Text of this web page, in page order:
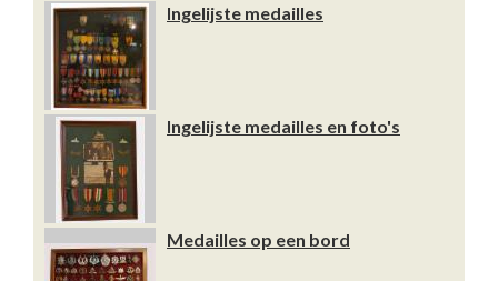
Ingelijste medailles
Ingelijste medailles en foto's
Medailles op een bord